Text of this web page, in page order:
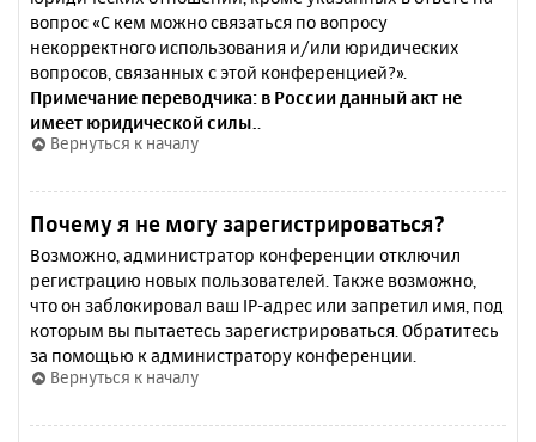
вопрос «С кем можно связаться по вопросу
некорректного использования и/или юридических
вопросов, связанных с этой конференцией?».
Примечание переводчика: в России данный акт не
имеет юридической силы.
Вернуться к началу
Почему я не могу зарегистрироваться?
Возможно, администратор конференции отключил
регистрацию новых пользователей. Также возможно,
что он заблокировал ваш IP-адрес или запретил имя, под
которым вы пытаетесь зарегистрироваться. Обратитесь
за помощью к администратору конференции.
Вернуться к началу